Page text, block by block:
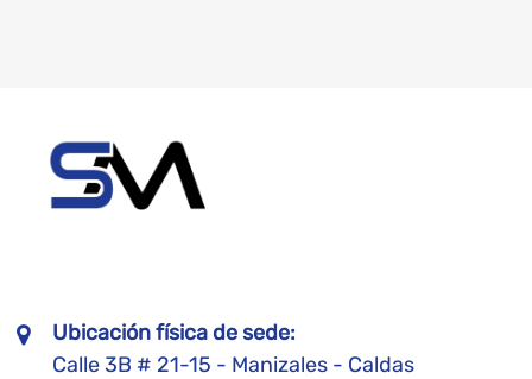
Ubicación física de sede:
Calle 3B # 21-15 - Manizales - Caldas